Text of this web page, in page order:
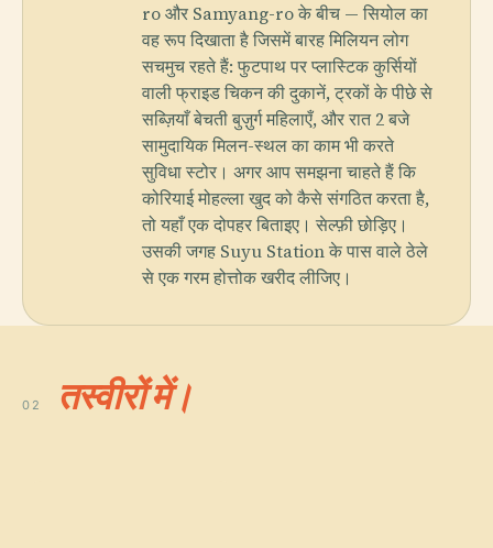
ro और Samyang-ro के बीच — सियोल का
वह रूप दिखाता है जिसमें बारह मिलियन लोग
सचमुच रहते हैं: फुटपाथ पर प्लास्टिक कुर्सियों
वाली फ्राइड चिकन की दुकानें, ट्रकों के पीछे से
सब्ज़ियाँ बेचती बुज़ुर्ग महिलाएँ, और रात 2 बजे
सामुदायिक मिलन-स्थल का काम भी करते
सुविधा स्टोर। अगर आप समझना चाहते हैं कि
कोरियाई मोहल्ला खुद को कैसे संगठित करता है,
तो यहाँ एक दोपहर बिताइए। सेल्फ़ी छोड़िए।
उसकी जगह Suyu Station के पास वाले ठेले
से एक गरम होत्तोक खरीद लीजिए।
02 तस्वीरों में।